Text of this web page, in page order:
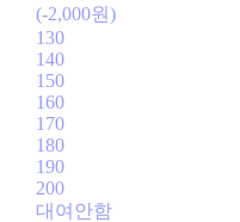
(-2,000원)
130
140
150
160
170
180
190
200
대여안함